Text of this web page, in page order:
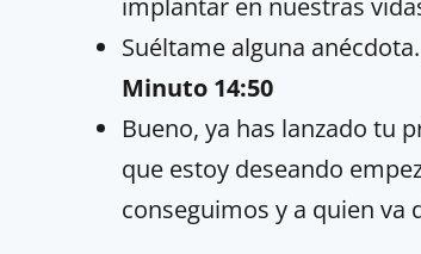
Suéltame alguna
Minuto 14:50
Bueno, ya has lanzado tu
que estoy deseando
conseguimos y a quien va